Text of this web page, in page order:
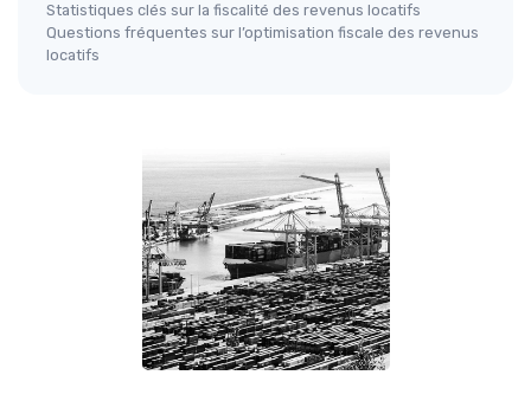
Statistiques clés sur la fiscalité des revenus locatifs
Questions fréquentes sur l’optimisation fiscale des revenus
locatifs